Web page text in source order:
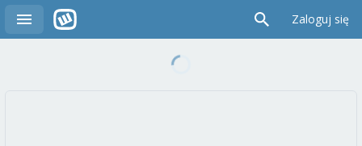
Zaloguj się